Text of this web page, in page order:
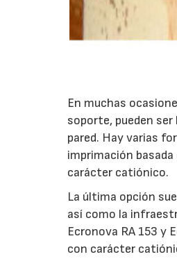
En muchas
soporte, pueden
pared. Hay varias
imprimación
carácter catiónico.
La última opción
así como la
Ecronova RA 153 y
con carácter